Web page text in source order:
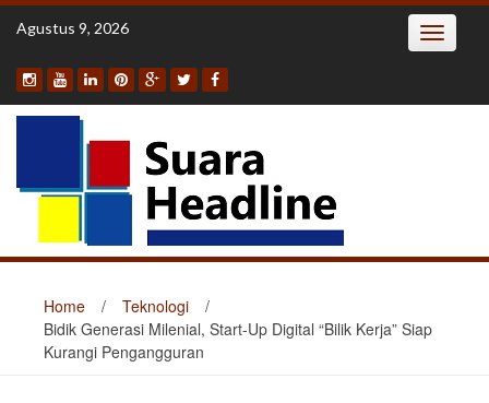
Skip
Agustus 9, 2026 Toggle
Home / Teknologi
/
Bidik Generasi Milenial, Start-Up Digital “Bilik Kerja” Siap
Kurangi Pengangguran